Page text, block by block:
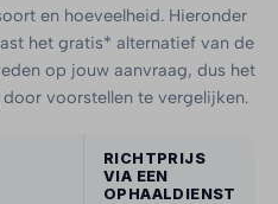
en hoeveelheid. Hieronder
het gratis* alternatief van de
op jouw aanvraag, dus het
voorstellen te vergelijken.
RICHTPRIJS
VIA EEN
OPHAALDIENST